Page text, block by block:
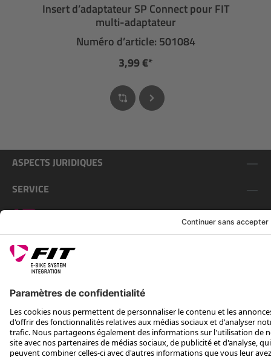
Insert d’adaptateur SP Connect pour FIT
multi-adaptateur
Numéro d’article: 501084
3,99 €*
ASPECTS JURIDIQUES
SERVICE